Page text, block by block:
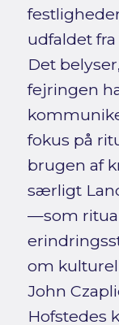
udfaldet
Det
fejringen
fokus på
brugen af
særligt
—som
om
John
Hofstedes